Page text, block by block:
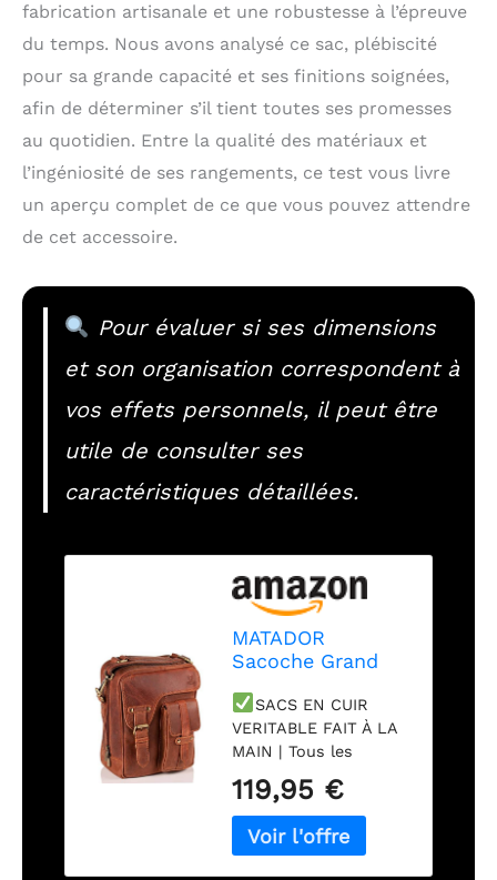
fabrication artisanale et une robustesse à l’épreuve
du temps. Nous avons analysé ce sac, plébiscité
pour sa grande capacité et ses finitions soignées,
afin de déterminer s’il tient toutes ses promesses
au quotidien. Entre la qualité des matériaux et
l’ingéniosité de ses rangements, ce test vous livre
un aperçu complet de ce que vous pouvez attendre
de cet accessoire.
Pour évaluer si ses dimensions
et son organisation correspondent à
vos effets personnels, il peut être
utile de consulter ses
caractéristiques détaillées.
MATADOR
Sacoche Grand
Bandouliere en
Cuir Véritable
avec Multipoches
Zippé et Poignée |
Sac Bandoulière
Homme Fait Main
Grande Capacité |
Pochettes Sacs
SACS EN CUIR
VERITABLE FAIT À LA
MAIN | Tous les
marque MATADOR
sont fabriqués à la
main en cuir brut
119,95 €